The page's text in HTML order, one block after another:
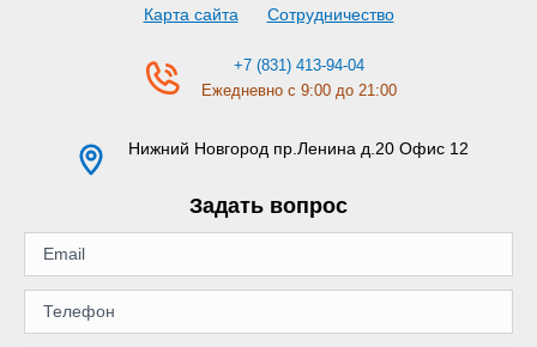
Карта сайта
Сотрудничество
+7 (831) 413-94-04
Ежедневно с 9:00 до 21:00
Нижний Новгород пр.Ленина д.20 Офис 12
Задать вопрос